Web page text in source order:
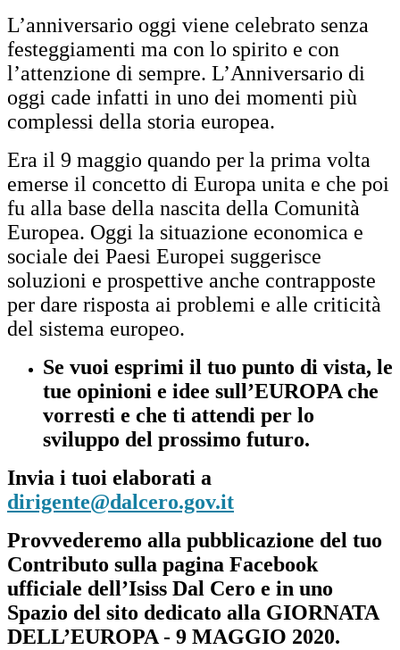
L’anniversario oggi viene celebrato senza
festeggiamenti ma con lo spirito e con
l’attenzione di sempre. L’Anniversario di
oggi cade infatti in uno dei momenti più
complessi della storia europea.
Era il 9 maggio quando per la prima volta
emerse il concetto di Europa unita e che poi
fu alla base della nascita della Comunità
Europea. Oggi la situazione economica e
sociale dei Paesi Europei suggerisce
soluzioni e prospettive anche contrapposte
per dare risposta ai problemi e alle criticità
del sistema europeo.
Se vuoi esprimi il tuo punto di vista, le
tue opinioni e idee sull’EUROPA che
vorresti e che ti attendi per lo
sviluppo del prossimo futuro.
Invia i tuoi elaborati a
dirigente@dalcero.gov.it
Provvederemo alla pubblicazione del tuo
Contributo sulla pagina Facebook
ufficiale dell’Isiss Dal Cero e in uno
Spazio del sito dedicato alla GIORNATA
DELL’EUROPA - 9 MAGGIO 2020.